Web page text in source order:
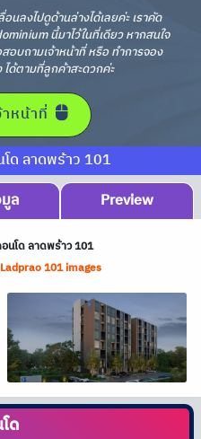
นลงไปดูด้านล่างได้เลยค่ะ เราคัด
นี้มาไว้ในที่เดียว หากสนใจ
อบถามเจ้าหน้าที่ หรือ ทำการจอง
ด้ตามที่ลูกค้าสะดวกค่ะ
หน้าที่
ด ลาดพร้าว 101
ล Preview
นโด ลาดพร้าว 101
101 images
ด